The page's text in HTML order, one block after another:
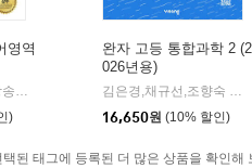
영역
사
)
완자 고등 통합과학 2 (2
026년용)
김은경,채규선,조향숙 등저
16,650원 (10% 할인)
된 태그에 등록된 더 많은 상품을 확인해